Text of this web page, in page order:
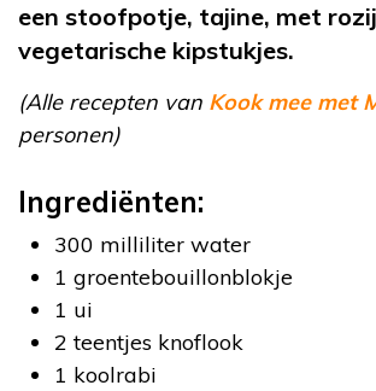
een stoofpotje, tajine, met
vegetarische kipstukjes.
(Alle recepten van Kook mee met
personen)
Ingrediënten:
300 milliliter water
1 groentebouillonblokje
1 ui
2 teentjes knoflook
1 koolrabi